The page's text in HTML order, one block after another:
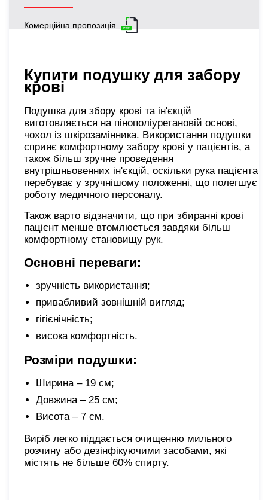
Комерційна пропозиція
Купити подушку для забору
крові
Подушка для збору крові та ін'єкцій
виготовляється на пінополіуретановій основі,
чохол із шкірозамінника. Використання подушки
сприяє комфортному забору крові у пацієнтів, а
також більш зручне проведення
внутрішньовенних ін'єкцій, оскільки рука пацієнта
перебуває у зручнішому положенні, що полегшує
роботу медичного персоналу.
Також варто відзначити, що при збиранні крові
пацієнт менше втомлюється завдяки більш
комфортному становищу рук.
Основні переваги:
зручність використання;
привабливий зовнішній вигляд;
гігієнічність;
висока комфортність.
Розміри подушки:
Ширина – 19 см;
Довжина – 25 см;
Висота – 7 см.
Виріб легко піддається очищенню мильного
розчину або дезінфікуючими засобами, які
містять не більше 60% спирту.